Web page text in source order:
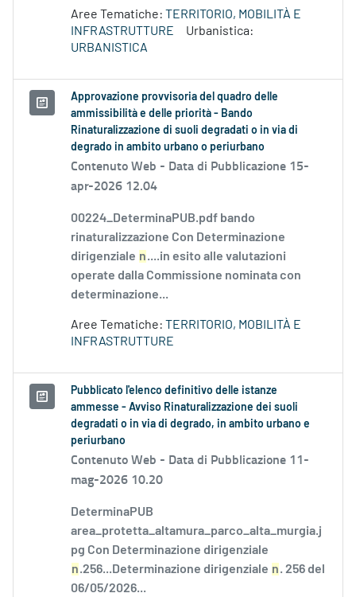
Aree Tematiche: TERRITORIO, MOBILITÀ E
INFRASTRUTTURE
Urbanistica:
URBANISTICA
Approvazione provvisoria del quadro delle
ammissibilità e delle priorità - Bando
Rinaturalizzazione di suoli degradati o in via di
degrado in ambito urbano o periurbano
Contenuto Web - Data di Pubblicazione 15-
apr-2026 12.04
00224_DeterminaPUB.pdf bando
rinaturalizzazione Con Determinazione
dirigenziale n....in esito alle valutazioni
operate dalla Commissione nominata con
determinazione...
Aree Tematiche: TERRITORIO, MOBILITÀ E
INFRASTRUTTURE
Pubblicato l'elenco definitivo delle istanze
ammesse - Avviso Rinaturalizzazione dei suoli
degradati o in via di degrado, in ambito urbano e
periurbano
Contenuto Web - Data di Pubblicazione 11-
mag-2026 10.20
DeterminaPUB
area_protetta_altamura_parco_alta_murgia.j
pg Con Determinazione dirigenziale
n.256...Determinazione dirigenziale n. 256 del
06/05/2026...